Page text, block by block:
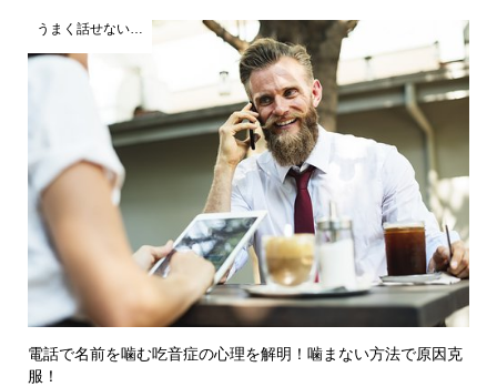
うまく話せない…
電話で名前を噛む吃音症の心理を解明！噛まない方法で原因克
服！